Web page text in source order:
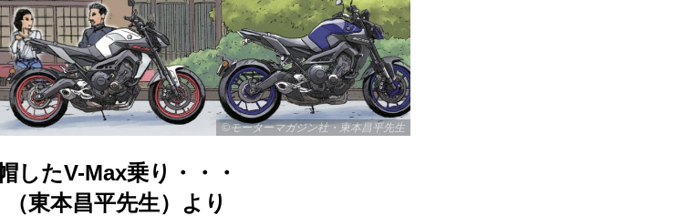
©モーターマガジン社・東本昌平先生
したV-Max乗り・・・
東本昌平先生）より